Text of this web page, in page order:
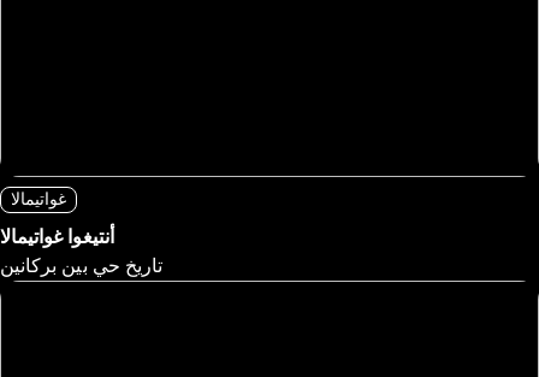
غواتيمالا
أنتيغوا غواتيمالا
تاريخ حي بين بركانين